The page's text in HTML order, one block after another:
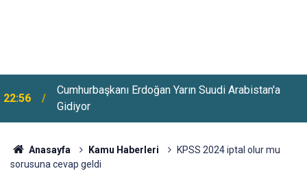
Cumhurbaşkanı Erdoğan Yarın Suudi Arabistan'a
Gidiyor
22:28
Huzurevlerine Sınavsız Personel Ve İşçi Alımı
Başladı
Anasayfa Kamu Haberleri
KPSS 2024 iptal olur mu
sorusuna cevap geldi